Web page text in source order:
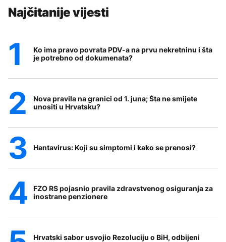
Najčitanije vijesti
Ko ima pravo povrata PDV-a na prvu nekretninu i šta
je potrebno od dokumenata?
Nova pravila na granici od 1. juna; Šta ne smijete
unositi u Hrvatsku?
Hantavirus: Koji su simptomi i kako se prenosi?
FZO RS pojasnio pravila zdravstvenog osiguranja za
inostrane penzionere
Hrvatski sabor usvojio Rezoluciju o BiH, odbijeni